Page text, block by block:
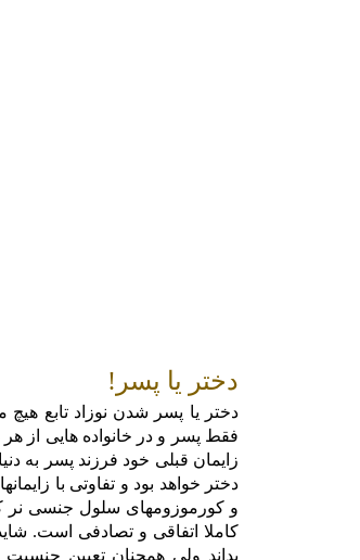
دختر یا پسر!
دختر یا پسر شدن نوزاد تابع
فقط پسر و در خانواده هایی از
دختر خواهد بود و تفاوتی با
و کورموزومهای سلول جنسی
کاملا اتفاقی و تصادفی است.
بداند ولی همچنان تعیین جنسیت